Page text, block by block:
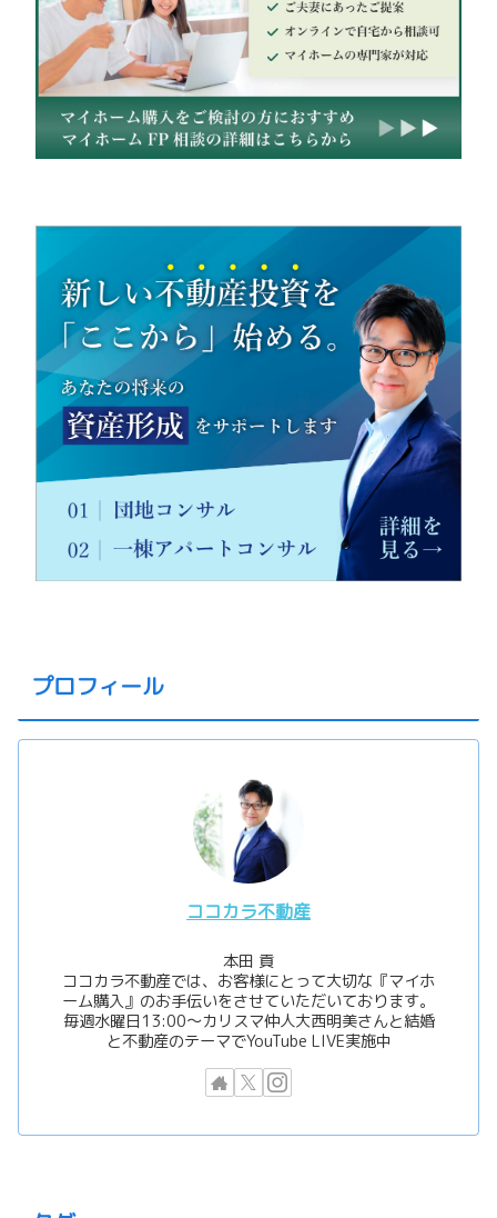
プロフィール
ココカラ不動産
本田 貢
ココカラ不動産では、お客様にとって大切な『マイホ
ーム購入』のお手伝いをさせていただいております。
毎週水曜日13:00〜カリスマ仲人大西明美さんと結婚
と不動産のテーマでYouTube LIVE実施中